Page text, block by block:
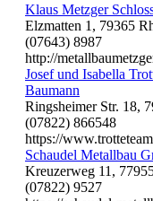
Klaus Metzger
Elzmatten 1, 79365
(07643) 8987
http://
Josef und Isabella
Baumann
Ringsheimer Str. 18,
(07822) 866548
https://
Schaudel Metallbau
Kreuzerweg 11,
(07822) 9527